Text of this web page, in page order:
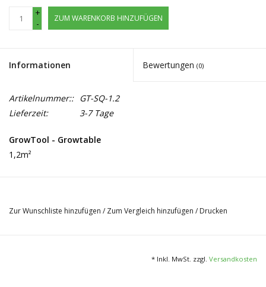
+
-
ZUM WARENKORB HINZUFÜGEN
Informationen Bewertungen (0)
Artikelnummer::
GT-SQ-1.2
Lieferzeit:
3-7 Tage
GrowTool - Growtable
1,2m²
Programm?
die Erwartungen und Ansprüchen vongrowTOOLgenügt. Es
Zur Wunschliste hinzufügen / Zum Vergleich hinzufügen / Drucken
* Inkl. MwSt. zzgl. Versandkosten